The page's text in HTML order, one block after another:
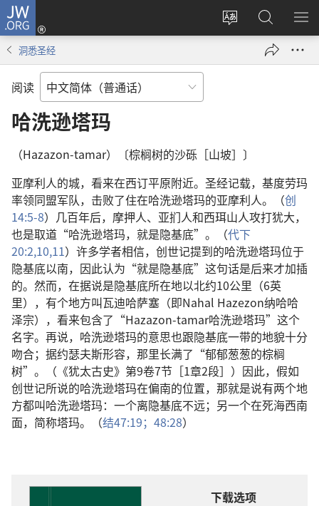
JW.ORG
更
登
录
（打
搜
索
JW.ORG
显
洞悉圣经
阅读
哈洗逊塔玛
（Hazazon-tamar）〔棕榈树的沙砾［山坡］〕
亚摩利人的城，看来在西订平原附近。圣经记载，基度劳玛
率领同盟军队，击败了住在哈洗逊塔玛的亚摩利人。（创
14:5-8）几百年后，摩押人、亚扪人和西珥山人攻打犹大，
也是取道“哈洗逊塔玛，就是隐基底”。（代下
20:2,10,11）许多学者相信，创世记提到的哈洗逊塔玛位于
隐基底以南，因此认为“就是隐基底”这句话是后来才加插
的。然而，在据说是隐基底所在地以北约10公里（6英
里），有个地方叫瓦迪哈萨塞（即Nahal Hazezon纳哈哈
泽宗），看来包含了“Hazazon-tamar哈洗逊塔玛”这个
名字。再说，哈洗逊塔玛的意思也跟隐基底一带的地貌十分
吻合；据约瑟夫斯形容，那里长满了“郁郁葱葱的棕榈
树”。（《犹太古史》第9卷7节［1章2段］）因此，假如
创世记所说的哈洗逊塔玛在偏南的位置，那就是说有两个地
方都叫哈洗逊塔玛：一个离隐基底不远；另一个在死海西南
面，简称塔玛。（结47:19； 48:28）
下载选项